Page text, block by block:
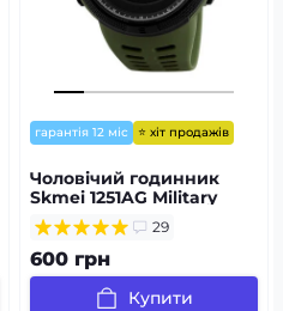
гарантія 12 міс ⭐ хіт продажів
Чоловічий годинник
Skmei 1251AG Military
29
600 грн
Купити